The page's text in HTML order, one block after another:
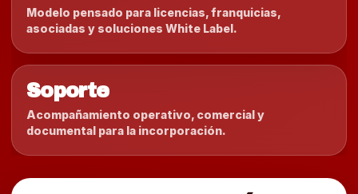
Modelo pensado para licencias, franquicias,
asociadas y soluciones White Label.
Soporte
Acompañamiento operativo, comercial y
documental para la incorporación.